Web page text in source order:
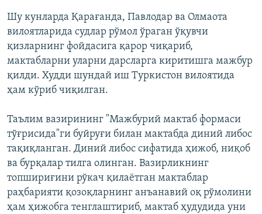
Шу кунларда Қарағанда, Павлодар ва Олмаота
вилоятларида судлар рўмол ўраган ўқувчи
қизларнинг фойдасига қарор чиқариб,
мактабларни уларни дарсларга киритишга мажбур
қилди. Худди шундай иш Туркистон вилоятида
ҳам кўриб чиқилган.
Таълим вазирининг "Мажбурий мактаб формаси
тўғрисида"ги буйруғи билан мактабда диний либос
тақиқланган. Диний либос сифатида ҳижоб, ниқоб
ва бурқалар тилга олинган. Вазирликнинг
топшириғини рўкач қилаётган мактаблар
раҳбарияти қозоқларнинг анъанавий оқ рўмолини
ҳам ҳижобга тенглаштириб, мактаб ҳудудида уни